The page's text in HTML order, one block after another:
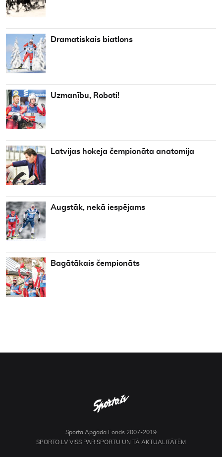
Dramatiskais biatlons
Uzmanību, Roboti!
Latvijas hokeja čempionāta anatomija
Augstāk, nekā iespējams
Bagātākais čempionāts
Sporta Apgāda Fonds 2007-2019
SPORTO.LV VISS PAR SPORTU UN TĀ AKTUALITĀTĒM